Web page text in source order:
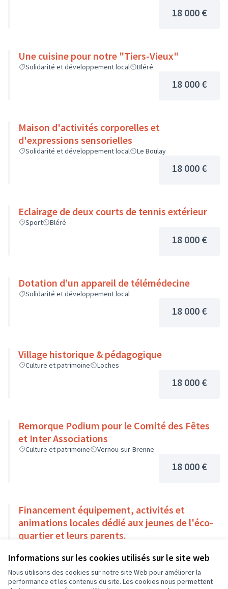
Informations sur les cookies utilisés sur le site web
Nous utilisons des cookies sur notre site Web pour améliorer la
performance et les contenus du site. Les cookies nous permettent
18 000 €
Une cuisine pour notre "Tiers-Vieux"
Solidarité et développement local Bléré
18 000 €
Maison d'activités corporelles et
d'expressions sensorielles
Solidarité et développement local Le Boulay
18 000 €
Eclairage de deux courts de tennis extérieur
Sport Bléré
18 000 €
Dotation d’un appareil de télémédecine
Solidarité et développement local
18 000 €
Village historique & pédagogique
Culture et patrimoine Loches
18 000 €
Remorque Podium pour le Comité des Fêtes
et Inter Associations
Culture et patrimoine Vernou-sur-Brenne
18 000 €
Financement équipement, activités et
animations locales dédié aux jeunes de l'éco-
quartier et leurs parents.
18 000 €